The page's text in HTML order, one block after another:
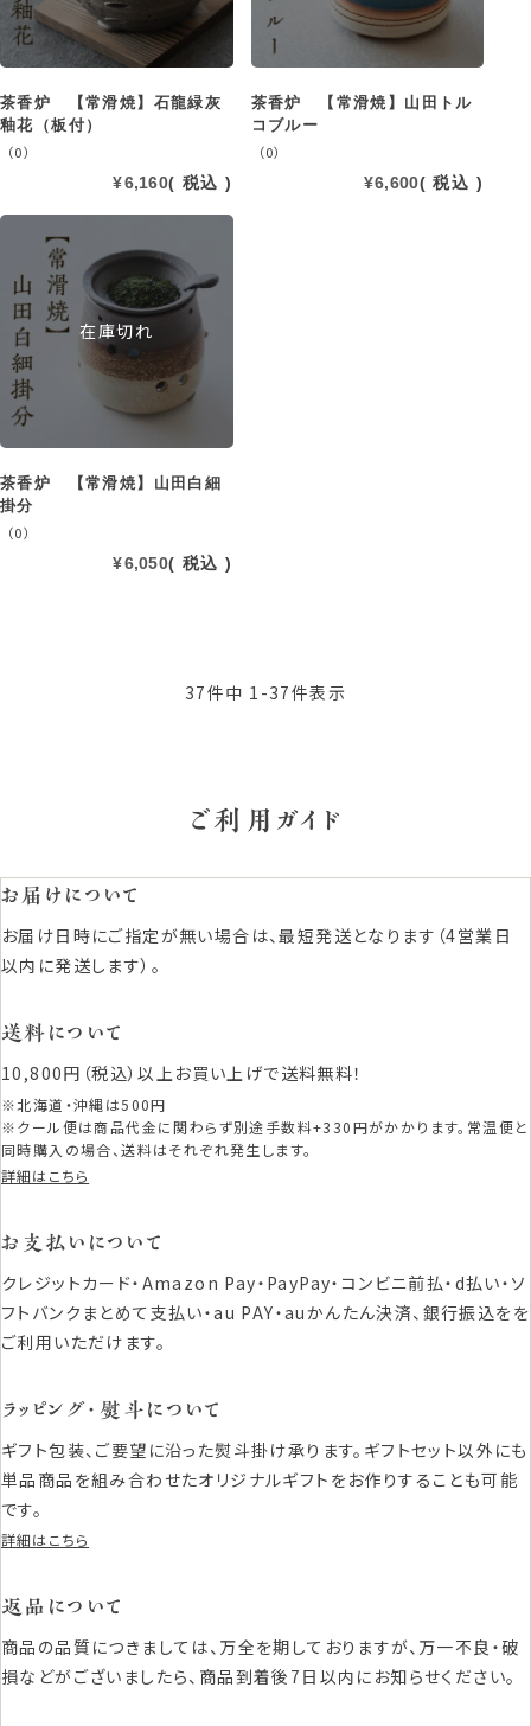
茶香炉 【常滑焼】石龍緑灰
釉花（板付）
（0）
¥6,160 税込
茶香炉 【常滑焼】山田トル
コブルー
（0）
¥6,600 税込
在庫切れ
茶香炉 【常滑焼】山田白細
掛分
（0）
¥6,050 税込
37件中 1 -37件表示
ご利用ガイド
お届けについて
お届け日時にご指定が無い場合は、最短発送となります（4営業日
以内に発送します）。
送料について
10,800円（税込）以上お買い上げで送料無料！
※北海道・沖縄は500円
※クール便は商品代金に関わらず別途手数料+330円がかかります。常温便と
同時購入の場合、送料はそれぞれ発生します。
詳細はこちら
お支払いについて
クレジットカード・Amazon Pay・PayPay・コンビニ前払・d払い・ソ
フトバンクまとめて支払い・au PAY・auかんたん決済、銀行振込をを
ご利用いただけます。
ラッピング・熨斗について
ギフト包装、ご要望に沿った熨斗掛け承ります。ギフトセット以外にも
単品商品を組み合わせたオリジナルギフトをお作りすることも可能
です。
詳細はこちら
返品について
商品の品質につきましては、万全を期しておりますが、万一不良・破
損などがございましたら、商品到着後7日以内にお知らせください。